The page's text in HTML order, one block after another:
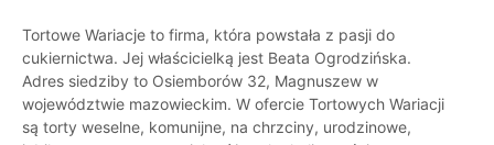
Tortowe Wariacje to firma, która powstała z pasji do
cukiernictwa. Jej właścicielką jest Beata Ogrodzińska.
Adres siedziby to Osiemborów 32, Magnuszew w
województwie mazowieckim. W ofercie Tortowych Wariacji
są torty weselne, komunijne, na chrzciny, urodzinowe,